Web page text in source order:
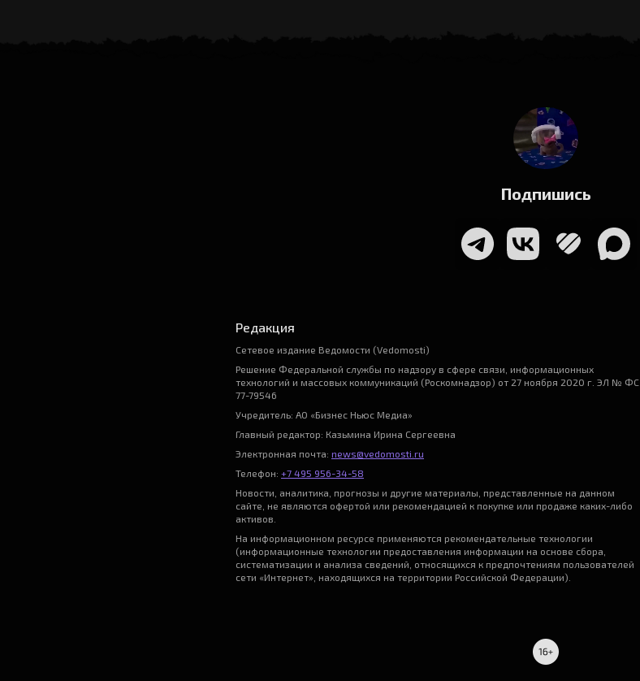
Подпишись
Редакция
Сетевое издание Ведомости (Vedomosti)
Решение Федеральной службы по надзору в сфере связи, информационных
технологий и массовых коммуникаций (Роскомнадзор) от 27 ноября 2020 г. ЭЛ № ФС
77-79546
Учредитель: АО «Бизнес Ньюс Медиа»
Главный редактор: Казьмина Ирина Сергеевна
Электронная почта: news@vedomosti.ru
Телефон: +7 495 956-34-58
Новости, аналитика, прогнозы и другие материалы, представленные на данном
сайте, не являются офертой или рекомендацией к покупке или продаже каких-либо
активов.
На информационном ресурсе применяются рекомендательные технологии
(информационные технологии предоставления информации на основе сбора,
систематизации и анализа сведений, относящихся к предпочтениям пользователей
сети «Интернет», находящихся на территории Российской Федерации).